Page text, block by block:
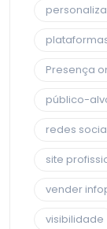
Presença
público-
redes
site
vender
visibilidade